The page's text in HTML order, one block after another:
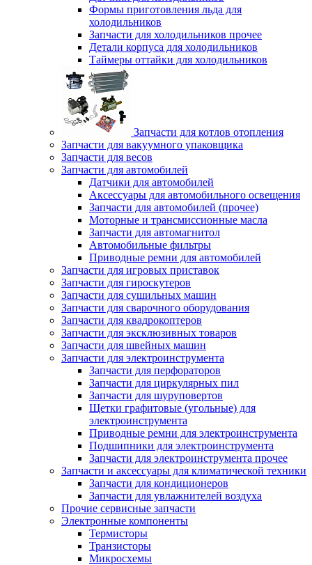
Формы приготовления льда для
холодильников
Запчасти для холодильников прочее
Детали корпуса для холодильников
Таймеры оттайки для холодильников
Запчасти для котлов отопления
Запчасти для вакуумного упаковщика
Запчасти для весов
Запчасти для автомобилей
Датчики для автомобилей
Аксессуары для автомобильного освещения
Запчасти для автомобилей (прочее)
Моторные и трансмиссионные масла
Запчасти для автомагнитол
Автомобильные фильтры
Приводные ремни для автомобилей
Запчасти для игровых приставок
Запчасти для гироскутеров
Запчасти для сушильных машин
Запчасти для сварочного оборудования
Запчасти для квадрокоптеров
Запчасти для эксклюзивных товаров
Запчасти для швейных машин
Запчасти для электроинструмента
Запчасти для перфораторов
Запчасти для циркулярных пил
Запчасти для шуруповертов
Щетки графитовые (угольные) для
электроинструмента
Приводные ремни для электроинструмента
Подшипники для электроинструмента
Запчасти для электроинструмента прочее
Запчасти и аксессуары для климатической техники
Запчасти для кондиционеров
Запчасти для увлажнителей воздуха
Прочие сервисные запчасти
Электронные компоненты
Термисторы
Транзисторы
Микросхемы